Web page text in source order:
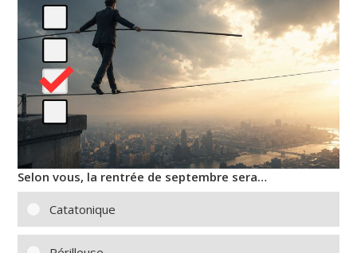
Selon vous, la rentrée de septembre sera…
Catatonique